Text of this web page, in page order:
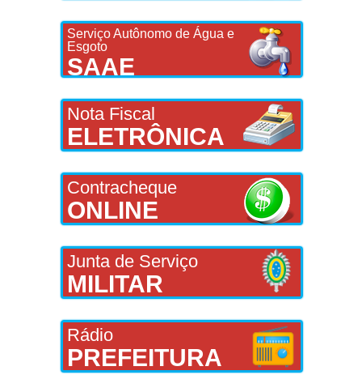
Serviço Autônomo de Água e
Esgoto
SAAE
Nota Fiscal
ELETRÔNICA
Contracheque
ONLINE
Junta de Serviço
MILITAR
Rádio
PREFEITURA